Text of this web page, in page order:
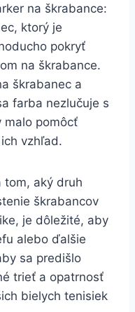
na škrabance:
⁤ktorý je
pokryť
na škrabance.
škrabanec⁢ a‍
farba nezlučuje s
malo ⁢pomôcť
vzhľad.
tom, aký druh‍
škrabancov
je dôležité, aby
alebo ďalšie
sa predišlo
trieť a opatrnosť⁣
bielych⁤ tenisiek